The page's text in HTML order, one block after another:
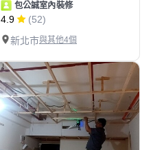
包公誠室內裝修
4.9
(52)
新北市與其他4個